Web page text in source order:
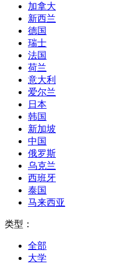
加拿大
新西兰
德国
瑞士
法国
荷兰
意大利
爱尔兰
日本
韩国
新加坡
中国
俄罗斯
乌克兰
西班牙
泰国
马来西亚
类型：
全部
大学